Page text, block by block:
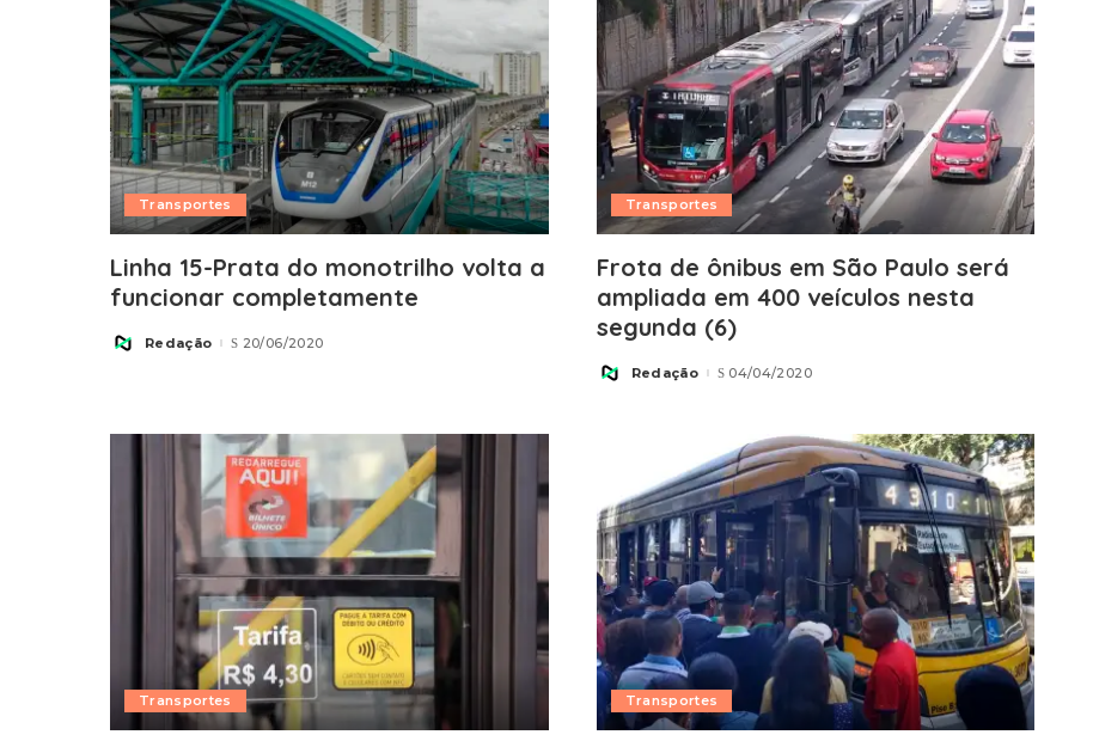
Transportes
Linha 15-Prata do monotrilho volta a
funcionar completamente
PostedRedação 20/06/2020
Transportes
Frota de ônibus em São Paulo será
ampliada em 400 veículos nesta
segunda (6)
PostedRedação 04/04/2020
Transportes Transportes